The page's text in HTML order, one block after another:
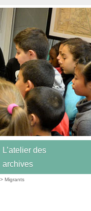
L’atelier des
archives
>Migrants